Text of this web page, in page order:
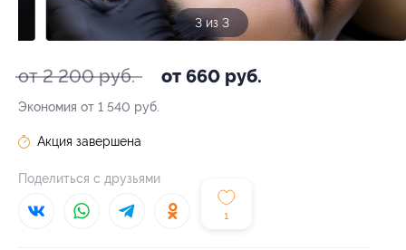
3 из 3
от 2 200 руб. от 660 руб.
Экономия от 1 540 руб.
1
Акция завершена
Поделиться с друзьями